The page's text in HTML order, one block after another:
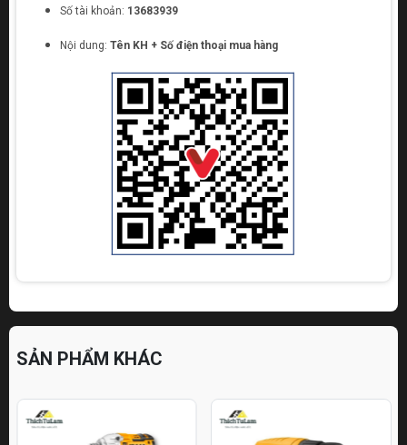
Số tài khoản: 13683939
Nội dung: Tên KH + Số điện thoại mua hàng
SẢN PHẨM KHÁC